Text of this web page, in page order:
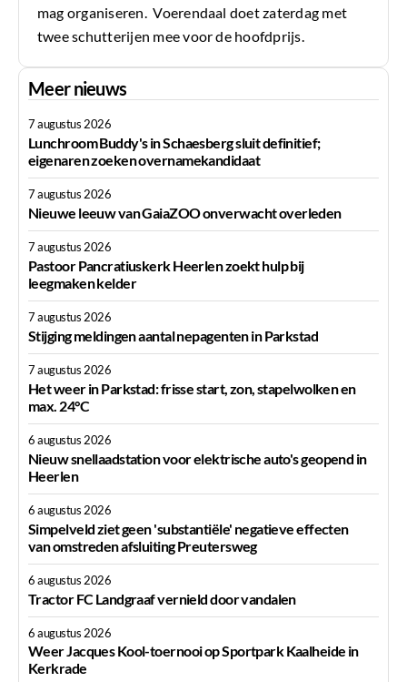
mag organiseren. Voerendaal doet zaterdag met
twee schutterijen mee voor de hoofdprijs.
Meer nieuws
7 augustus 2026
Lunchroom Buddy's in Schaesberg sluit definitief;
eigenaren zoeken overnamekandidaat
7 augustus 2026
Nieuwe leeuw van GaiaZOO onverwacht overleden
7 augustus 2026
Pastoor Pancratiuskerk Heerlen zoekt hulp bij
leegmaken kelder
7 augustus 2026
Stijging meldingen aantal nepagenten in Parkstad
7 augustus 2026
Het weer in Parkstad: frisse start, zon, stapelwolken en
max. 24°C
6 augustus 2026
Nieuw snellaadstation voor elektrische auto's geopend in
Heerlen
6 augustus 2026
Simpelveld ziet geen 'substantiële' negatieve effecten
van omstreden afsluiting Preutersweg
6 augustus 2026
Tractor FC Landgraaf vernield door vandalen
6 augustus 2026
Weer Jacques Kool-toernooi op Sportpark Kaalheide in
Kerkrade